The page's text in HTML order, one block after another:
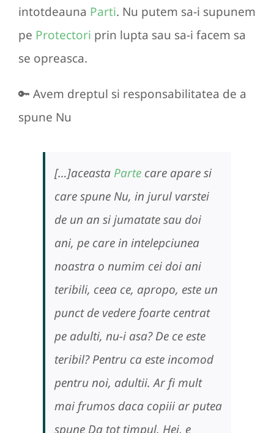
intotdeauna Parti. Nu putem sa-i supunem
pe Protectori prin lupta sau sa-i facem sa
se opreasca.
🔑 Avem dreptul si responsabilitatea de a
spune Nu
[…]aceasta Parte care apare si
care spune Nu, in jurul varstei
de un an si jumatate sau doi
ani, pe care in intelepciunea
noastra o numim cei doi ani
teribili, ceea ce, apropo, este un
punct de vedere foarte centrat
pe adulti, nu-i asa? De ce este
teribil? Pentru ca este incomod
pentru noi, adultii. Ar fi mult
mai frumos daca copiii ar putea
spune Da tot timpul. Hei, e